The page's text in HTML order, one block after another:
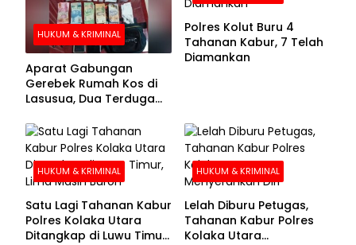
HUKUM & KRIMINAL
Aparat Gabungan
Gerebek Rumah Kos di
Lasusua, Dua Terduga
Polres Kolut Buru 4
Tahanan Kabur, 7 Telah
Diamankan
HUKUM & KRIMINAL
Satu Lagi Tahanan Kabur
Polres Kolaka Utara
Ditangkap di Luwu Timur,
HUKUM & KRIMINAL
Lelah Diburu Petugas,
Tahanan Kabur Polres
Kolaka Utara